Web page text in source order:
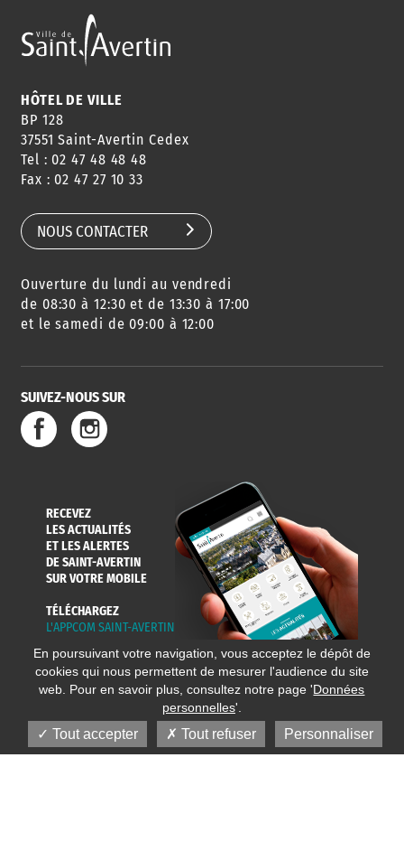
HÔTEL DE VILLE
BP 128
37551 Saint-Avertin Cedex
Tel : 02 47 48 48 48
Fax : 02 47 27 10 33
NOUS CONTACTER
Ouverture du lundi au vendredi
de 08:30 à 12:30 et de 13:30 à 17:00
et le samedi de 09:00 à 12:00
SUIVEZ-NOUS SUR
RECEVEZ
LES ACTUALITÉS
ET LES ALERTES
DE SAINT-AVERTIN
SUR VOTRE MOBILE
TÉLÉCHARGEZ
L'APPCOM SAINT-AVERTIN
En poursuivant votre navigation, vous acceptez le dépôt de
cookies qui nous permettent de mesurer l'audience du site
web. Pour en savoir plus, consultez notre page 'Données
personnelles'.
Tout accepter Tout refuser Personnaliser